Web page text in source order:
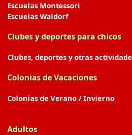
Escuelas Montessori
Escuelas Waldorf
Clubes y deportes para chicos
Clubes, deportes y otras
Colonias de Vacaciones
Colonias de Verano / Invierno
Adultos